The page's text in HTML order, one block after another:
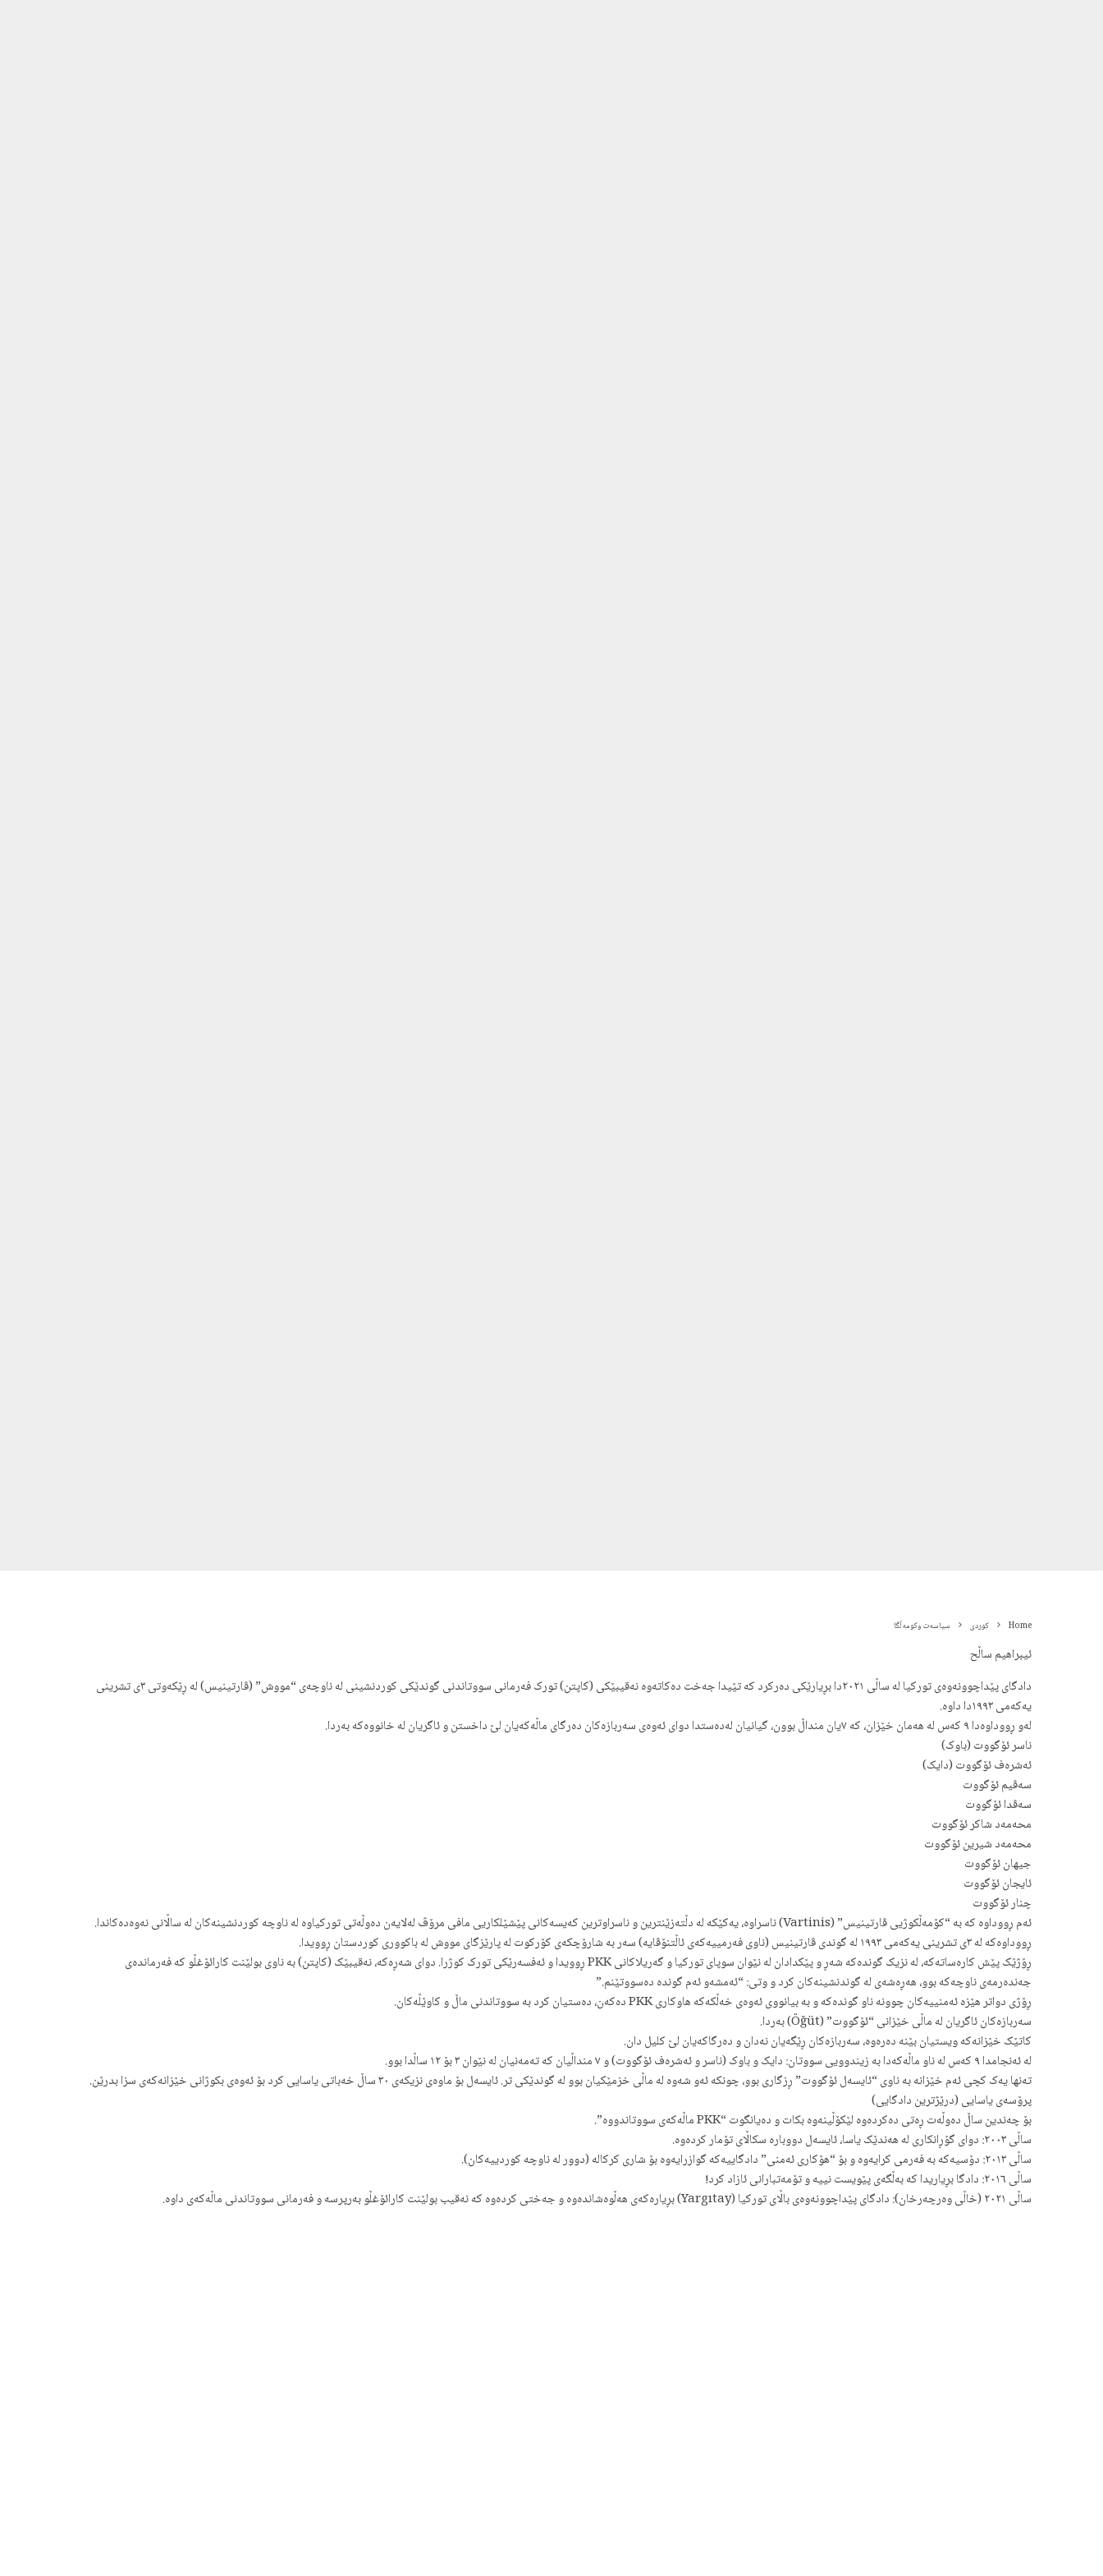
Home کوردی سیاسەت وکومەڵگا
ئیبراهیم ساڵح
دادگای پێداچوونەوەی تورکیا لە ساڵی ٢٠٢١دا بڕیارێکی دەرکرد کە تێیدا جەخت دەکاتەوە نەقیبێکی (کاپتن) تورک فەرمانی سووتاندنی گوندێکی کوردنشینی لە ناوچەی “مووش” (ڤارتینیس) لە ڕێکەوتی ٣ی تشرینی
یەکەمی ١٩٩٣دا داوە.
لەو ڕووداوەدا ٩ کەس لە هەمان خێزان، کە ٧یان منداڵ بوون، گیانیان لەدەستدا دوای ئەوەی سەربازەکان دەرگای ماڵەکەیان لێ داخستن و ئاگریان لە خانووەکە بەردا.
ناسر ئۆگووت (باوک)
ئەشرەف ئۆگووت (دایک)
سەڤیم ئۆگووت
سەڤدا ئۆگووت
محەمەد شاکر ئۆگووت
محەمەد شیرین ئۆگووت
جیهان ئۆگووت
ئایجان ئۆگووت
چنار ئۆگووت
ئەم ڕووداوە کە بە “کۆمەڵکوژیی ڤارتینیس” (Vartinis) ناسراوە، یەکێکە لە دڵتەزێنترین و ناسراوترین کەیسەکانی پێشێلکاریی مافی مرۆڤ لەلایەن دەوڵەتی تورکیاوە لە ناوچە کوردنشینەکان لە ساڵانی نەوەدەکاندا.
ڕووداوەکە لە ٣ی تشرینی یەکەمی ١٩٩٣ لە گوندی ڤارتینیس (ناوی فەرمییەکەی ئاڵتنۆڤایە) سەر بە شارۆچکەی کۆرکوت لە پارێزگای مووش لە باکووری کوردستان ڕوویدا.
ڕۆژێک پێش کارەساتەکە، لە نزیک گوندەکە شەڕ و پێکدادان لە نێوان سوپای تورکیا و گەریلاکانی PKK ڕوویدا و ئەفسەرێکی تورک کوژرا. دوای شەڕەکە، نەقیبێک (کاپتن) بە ناوی بولێنت کارائۆغڵو کە فەرماندەی
جەندەرمەی ناوچەکە بوو، هەڕەشەی لە گوندنشینەکان کرد و وتی: “ئەمشەو ئەم گوندە دەسووتێنم.”
ڕۆژی دواتر هێزە ئەمنییەکان چوونە ناو گوندەکە و بە بیانووی ئەوەی خەڵکەکە هاوکاری PKK دەکەن، دەستیان کرد بە سووتاندنی ماڵ و کاوێڵەکان.
سەربازەکان ئاگریان لە ماڵی خێزانی “ئۆگووت” (Öğüt) بەردا.
کاتێک خێزانەکە ویستیان بێنە دەرەوە، سەربازەکان ڕێگەیان نەدان و دەرگاکەیان لێ کلیل دان.
لە ئەنجامدا ٩ کەس لە ناو ماڵەکەدا بە زیندوویی سووتان: دایک و باوک (ناسر و ئەشرەف ئۆگووت) و ٧ منداڵیان کە تەمەنیان لە نێوان ٣ بۆ ١٢ ساڵدا بوو.
تەنها یەک کچی ئەم خێزانە بە ناوی “ئایسەل ئۆگووت” ڕزگاری بوو، چونکە ئەو شەوە لە ماڵی خزمێکیان بوو لە گوندێکی تر. ئایسەل بۆ ماوەی نزیکەی ٣٠ ساڵ خەباتی یاسایی کرد بۆ ئەوەی بکوژانی خێزانەکەی سزا بدرێن.
پرۆسەی یاسایی (درێژترین دادگایی)
بۆ چەندین ساڵ دەوڵەت ڕەتی دەکردەوە لێکۆڵینەوە بکات و دەیانگوت “PKK ماڵەکەی سووتاندووە”.
ساڵی ٢٠٠٣: دوای گۆڕانکاری لە هەندێک یاسا، ئایسەل دووبارە سکاڵای تۆمار کردەوە.
ساڵی ٢٠١٣: دۆسیەکە بە فەرمی کرایەوە و بۆ “هۆکاری ئەمنی” دادگاییەکە گوازرایەوە بۆ شاری کرکالە (دوور لە ناوچە کوردییەکان).
ساڵی ٢٠١٦: دادگا بڕیاریدا کە بەڵگەی پێویست نییە و تۆمەتبارانی ئازاد کرد!
ساڵی ٢٠٢١ (خاڵی وەرچەرخان): دادگای پێداچوونەوەی باڵای تورکیا (Yargıtay) بڕیارەکەی هەڵوەشاندەوە و جەختی کردەوە کە نەقیب بولێنت کارائۆغڵو بەرپرسە و فەرمانی سووتاندنی ماڵەکەی داوە.